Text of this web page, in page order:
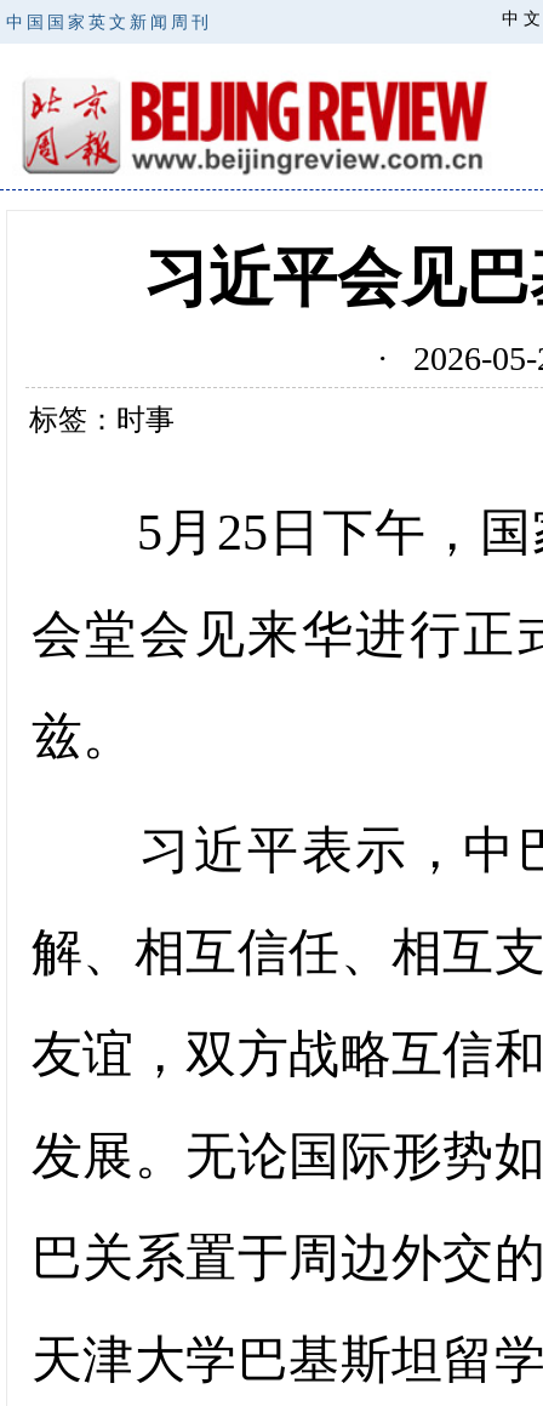
中国国家英文新闻周刊 中 文
习近平会见
· 2026-
标签：时事
5月25日下午，国
会堂会见来华进行正
兹。
习近平表示，中巴
解、相互信任、相互
友谊，双方战略互信
发展。无论国际形势
巴关系置于周边外交
天津大学巴基斯坦留